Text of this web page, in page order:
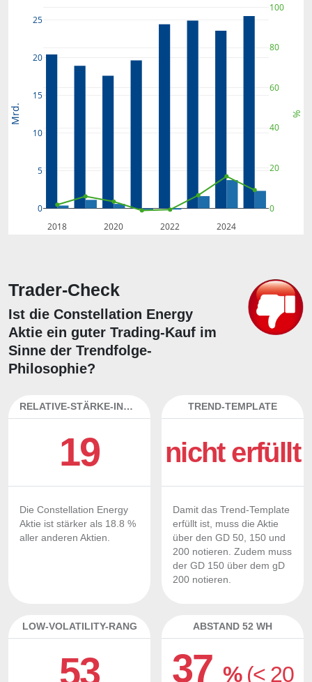
2018 2020 2022 2024
0
5
10
15
20
25
0
20
40
60
80
100
Mrd. %
Trader-Check
Ist die Constellation Energy
Aktie ein guter Trading-Kauf im
Sinne der Trendfolge-
Philosophie?
RELATIVE-STÄRKE-INDEX
19
Die Constellation Energy
Aktie ist stärker als 18.8 %
aller anderen Aktien.
TREND-TEMPLATE
nicht erfüllt
Damit das Trend-Template
erfüllt ist, muss die Aktie
über den GD 50, 150 und
200 notieren. Zudem muss
der GD 150 über dem gD
200 notieren.
LOW-VOLATILITY-RANG
53
ABSTAND 52 WH
37% (< 20